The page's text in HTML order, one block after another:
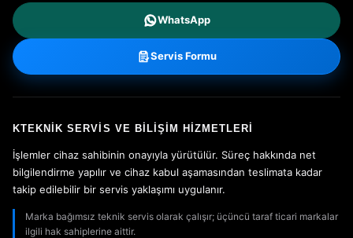
WhatsApp
Servis Formu
KTEKNIK SERVIS VE BILIŞIM HIZMETLERI
İşlemler cihaz sahibinin onayıyla yürütülür. Süreç hakkında net
bilgilendirme yapılır ve cihaz kabul aşamasından teslimata kadar
takip edilebilir bir servis yaklaşımı uygulanır.
Marka bağımsız teknik servis olarak çalışır; üçüncü taraf ticari markalar
ilgili hak sahiplerine aittir.